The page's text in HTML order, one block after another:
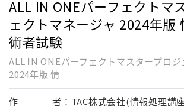
ALL IN ONEパーフェクトマ
ェクトマネージャ 2024年版
術者試験
ALL IN ONEパーフェクトマスタープロジ
2024年版 情
作 者： TAC株式会社(情報処理講